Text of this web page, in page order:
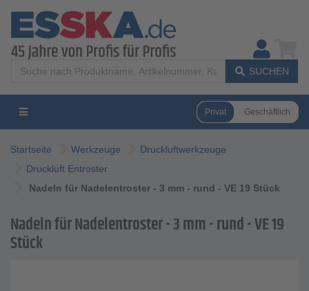
SUCHEN
Privat Geschäftlich
Startseite Werkzeuge
Druckluftwerkzeuge
Druckluft Entroster
Nadeln für Nadelentroster - 3 mm - rund - VE 19 Stück
Nadeln für Nadelentroster - 3 mm - rund - VE 19
Stück